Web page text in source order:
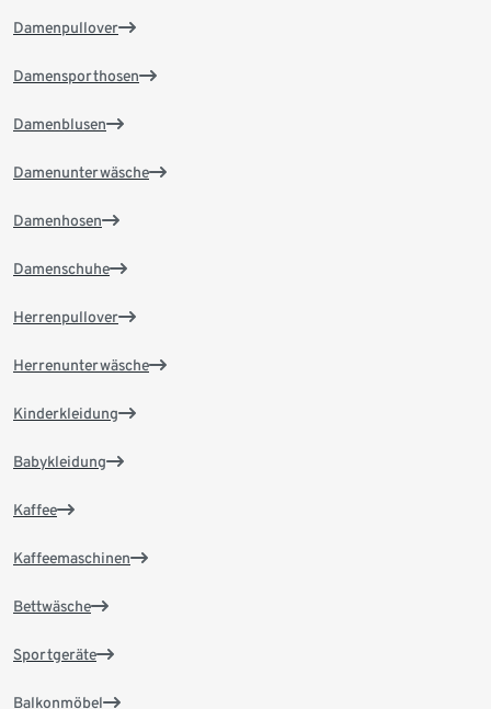
Damenpullover
Damensporthosen
Damenblusen
Damenunterwäsche
Damenhosen
Damenschuhe
Herrenpullover
Herrenunterwäsche
Kinderkleidung
Babykleidung
Kaffee
Kaffeemaschinen
Bettwäsche
Sportgeräte
Balkonmöbel